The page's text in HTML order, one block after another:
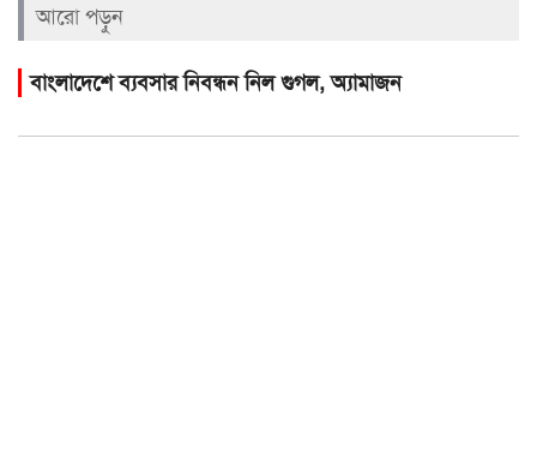
আরো পড়ুন
বাংলাদেশে ব্যবসার নিবন্ধন নিল গুগল, অ্যামাজন